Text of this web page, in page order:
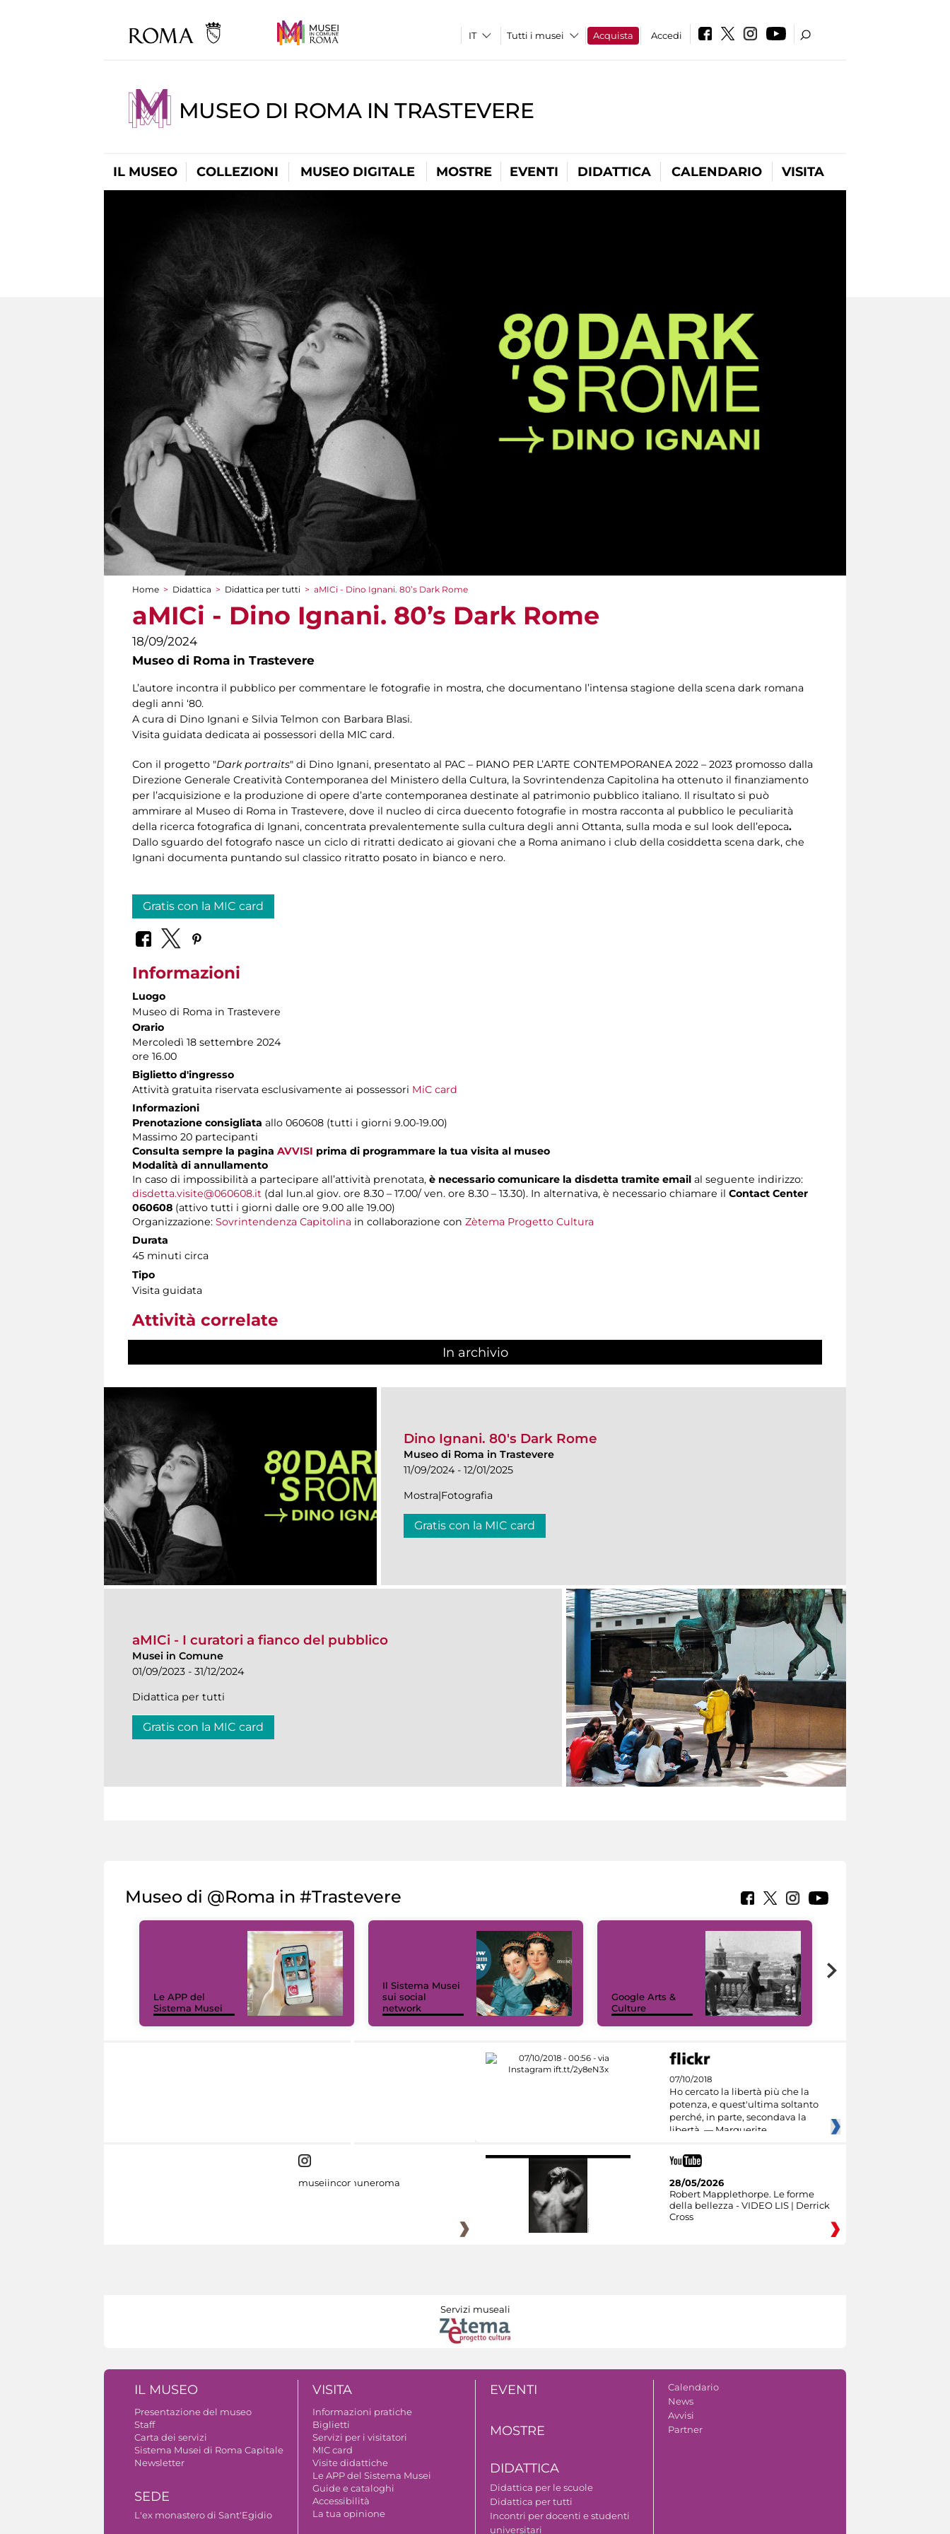
Tutti i musei Acquista Accedi
MUSEO DI ROMA IN TRASTEVERE
IL MUSEO COLLEZIONI MUSEO DIGITALE MOSTRE EVENTI DIDATTICA CALENDARIO VISITA
Tu sei qui
Home > Didattica > Didattica per tutti > aMICi - Dino Ignani. 80’s Dark Rome
aMICi - Dino Ignani. 80’s Dark Rome
18/09/2024
Museo di Roma in Trastevere
L’autore incontra il pubblico per commentare le fotografie in mostra, che documentano l’intensa stagione della scena dark romana
degli anni ‘80.
A cura di Dino Ignani e Silvia Telmon con Barbara Blasi.
Visita guidata dedicata ai possessori della MIC card.
Con il progetto "Dark portraits" di Dino Ignani, presentato al PAC – PIANO PER L’ARTE CONTEMPORANEA 2022 – 2023 promosso dalla
Direzione Generale Creatività Contemporanea del Ministero della Cultura, la Sovrintendenza Capitolina ha ottenuto il finanziamento
per l’acquisizione e la produzione di opere d’arte contemporanea destinate al patrimonio pubblico italiano. Il risultato si può
ammirare al Museo di Roma in Trastevere, dove il nucleo di circa duecento fotografie in mostra racconta al pubblico le peculiarità
della ricerca fotografica di Ignani, concentrata prevalentemente sulla cultura degli anni Ottanta, sulla moda e sul look dell’epoca.
Dallo sguardo del fotografo nasce un ciclo di ritratti dedicato ai giovani che a Roma animano i club della cosiddetta scena dark, che
Ignani documenta puntando sul classico ritratto posato in bianco e nero.
Gratis con la MIC card
Informazioni
Luogo
Museo di Roma in Trastevere
Orario
Mercoledì 18 settembre 2024
ore 16.00
Biglietto d'ingresso
Attività gratuita riservata esclusivamente ai possessori MiC card
Informazioni
Prenotazione consigliata allo 060608 (tutti i giorni 9.00-19.00)
Massimo 20 partecipanti
Consulta sempre la pagina AVVISI prima di programmare la tua visita al museo
Modalità di annullamento
In caso di impossibilità a partecipare all’attività prenotata, è necessario comunicare la disdetta tramite email al seguente indirizzo:
disdetta.visite@060608.it (dal lun.al giov. ore 8.30 – 17.00/ ven. ore 8.30 – 13.30). In alternativa, è necessario chiamare il Contact Center
060608 (attivo tutti i giorni dalle ore 9.00 alle 19.00)
Organizzazione: Sovrintendenza Capitolina in collaborazione con Zètema Progetto Cultura
Durata
45 minuti circa
Tipo
Visita guidata
Attività correlate
In archivio
Dino Ignani. 80's Dark Rome
Museo di Roma in Trastevere
11/09/2024 - 12/01/2025
Mostra|Fotografia
Gratis con la MIC card
aMICi - I curatori a fianco del pubblico
Musei in Comune
01/09/2023 - 31/12/2024
Didattica per tutti
Gratis con la MIC card
Museo di @Roma in #Trastevere
Le APP del
Sistema Musei
Il Sistema Musei
sui social
network
Google Arts &
Culture
07/10/2018
Ho cercato la libertà più che la
potenza, e quest'ultima soltanto
perché, in parte, secondava la
libertà. — Marguerite
museiincomuneroma
28/05/2026
Robert Mapplethorpe. Le forme
della bellezza - VIDEO LIS | Derrick
Cross
Servizi museali
IL MUSEO
Presentazione del museo
Staff
Carta dei servizi
Sistema Musei di Roma Capitale
Newsletter
SEDE
L'ex monastero di Sant'Egidio
VISITA
Informazioni pratiche
Biglietti
Servizi per i visitatori
MIC card
Visite didattiche
Le APP del Sistema Musei
Guide e cataloghi
Accessibilità
La tua opinione
EVENTI
MOSTRE
DIDATTICA
Didattica per le scuole
Didattica per tutti
Incontri per docenti e studenti
universitari
Calendario
News
Avvisi
Partner